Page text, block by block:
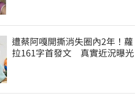
遭蔡阿嘎開撕消失圈內2年！蘿
拉161字首發文 真實近況曝光